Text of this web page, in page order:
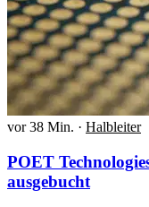
vor 38 Min. · Halbleiter
POET
ausgebucht